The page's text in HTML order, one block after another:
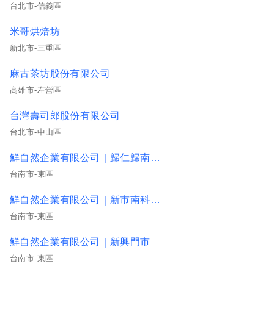
台北市-信義區
米哥烘焙坊
新北市-三重區
麻古茶坊股份有限公司
高雄市-左營區
台灣壽司郎股份有限公司
台北市-中山區
鮮自然企業有限公司｜歸仁歸南門市
台南市-東區
鮮自然企業有限公司｜新市南科/麻豆興中
台南市-東區
鮮自然企業有限公司｜新興門市
台南市-東區